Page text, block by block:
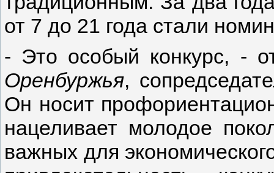
от 7 до 21 года стали
- Это особый конкурс, -
Оренбуржья,
Он носит
нацеливает молодое
важных для